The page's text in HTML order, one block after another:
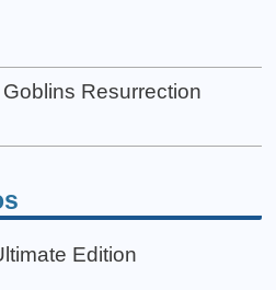
Resurrection
Edition